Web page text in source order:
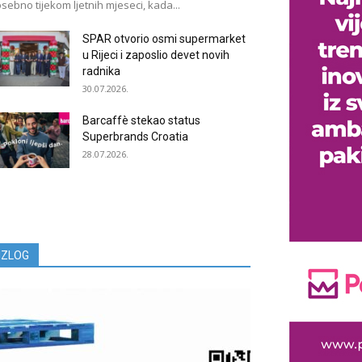
tijekom ljetnih mjeseci, kada...
SPAR otvorio osmi supermarket
u Rijeci i zaposlio devet novih
radnika
30.07.2026.
Barcaffè stekao status
Superbrands Croatia
28.07.2026.